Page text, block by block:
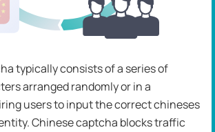
typically consists of a series of
arranged randomly or in a
users to input the correct chineses
Chinese captcha blocks traffic